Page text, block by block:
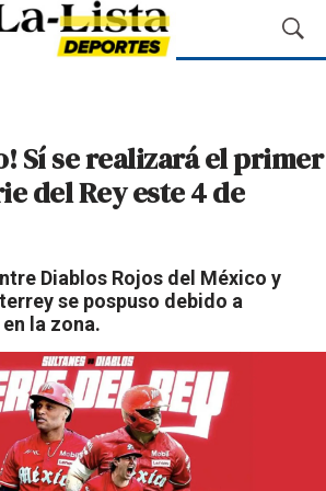
M
o
a
r
Sí se realizará el primer
del Rey este 4 de
Diablos Rojos del México y
se pospuso debido a
la zona.